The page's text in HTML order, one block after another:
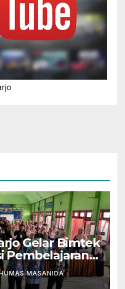
Gelar Bimtek
Pembelajaran
Deep
MASANIDA